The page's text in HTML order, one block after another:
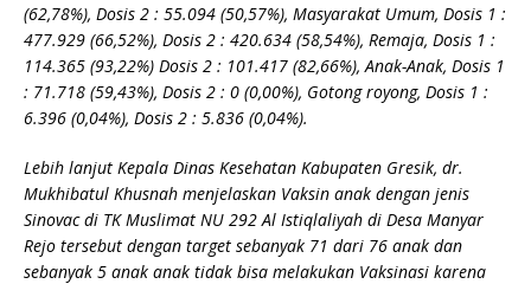
(62,78%), Dosis 2 : 55.094 (50,57%), Masyarakat Umum, Dosis 1 :
477.929 (66,52%), Dosis 2 : 420.634 (58,54%), Remaja, Dosis 1 :
114.365 (93,22%) Dosis 2 : 101.417 (82,66%), Anak-Anak, Dosis 1
: 71.718 (59,43%), Dosis 2 : 0 (0,00%), Gotong royong, Dosis 1 :
6.396 (0,04%), Dosis 2 : 5.836 (0,04%).
Lebih lanjut Kepala Dinas Kesehatan Kabupaten Gresik, dr.
Mukhibatul Khusnah menjelaskan Vaksin anak dengan jenis
Sinovac di TK Muslimat NU 292 Al Istiqlaliyah di Desa Manyar
Rejo tersebut dengan target sebanyak 71 dari 76 anak dan
sebanyak 5 anak anak tidak bisa melakukan Vaksinasi karena